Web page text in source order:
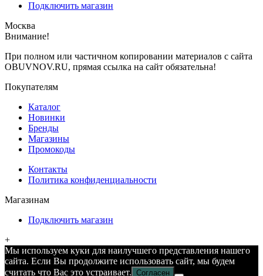
Подключить магазин
Москва
Внимание!
При полном или частичном копировании материалов с сайта
OBUVNOV.RU, прямая ссылка на сайт обязательна!
Покупателям
Каталог
Новинки
Бренды
Магазины
Промокоды
Контакты
Политика конфиденциальности
Магазинам
Подключить магазин
+
Мы используем куки для наилучшего представления нашего
сайта. Если Вы продолжите использовать сайт, мы будем
считать что Вас это устраивает. Согласен